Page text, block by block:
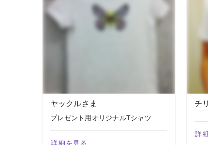
ヤックルさま
プレゼント用オリジナルTシャツ
詳細を見る
チ
詳